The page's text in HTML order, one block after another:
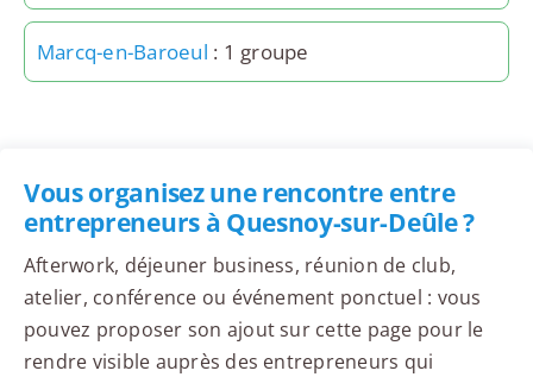
Marcq-en-Baroeul : 1 groupe
Vous organisez une rencontre entre
entrepreneurs à Quesnoy-sur-Deûle ?
Afterwork, déjeuner business, réunion de club,
atelier, conférence ou événement ponctuel : vous
pouvez proposer son ajout sur cette page pour le
rendre visible auprès des entrepreneurs qui